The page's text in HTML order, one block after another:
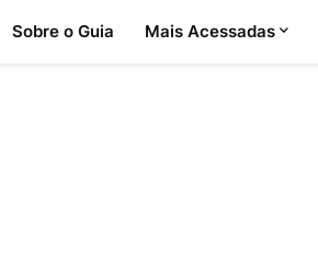
Sobre o Guia Mais Acessadas